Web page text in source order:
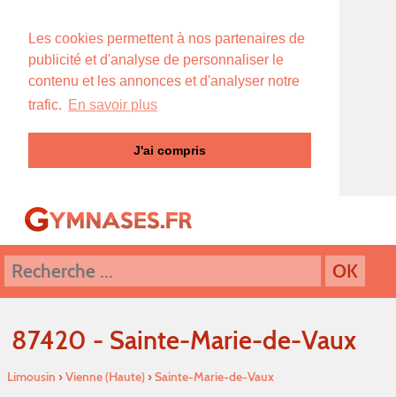
Les cookies permettent à nos partenaires de
publicité et d'analyse de personnaliser le
contenu et les annonces et d'analyser notre
trafic. En savoir plus
J'ai compris
87420 - Sainte-Marie-de-Vaux
Limousin ›Vienne (Haute)›Sainte-Marie-de-Vaux